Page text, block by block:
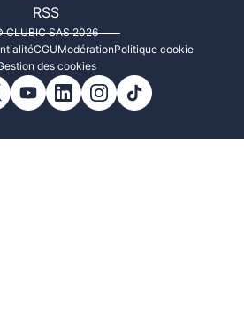
RSS
CLUBIC SAS 2026
CGUModérationPolitique cookie
des cookies